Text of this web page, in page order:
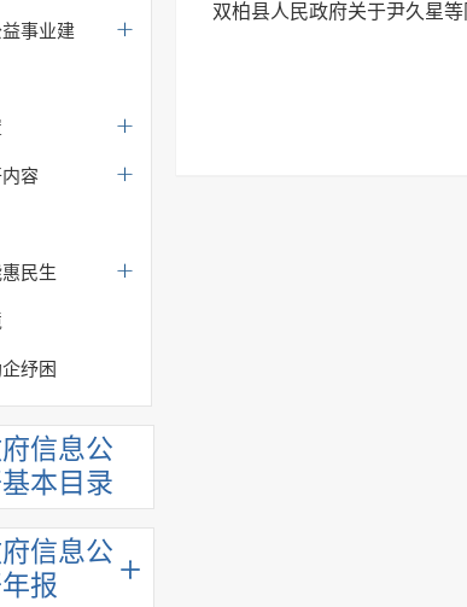
事业建
容
民生
纾困
信息公
本目录
信息公
报
双柏县人民政府关于尹久星